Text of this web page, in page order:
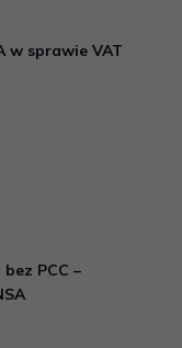
w sprawie VAT
PCC –